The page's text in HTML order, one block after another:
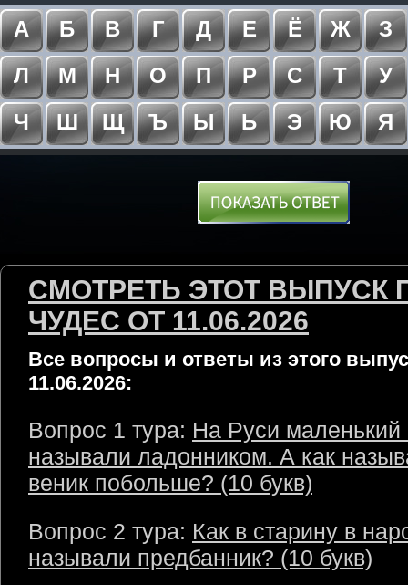
А
Б В Г Д Е Ё Ж
З
Л
М Н О П Р С Т
У
Ч
Ш Щ Ъ Ы Ь Э Ю Я
СМОТРЕТЬ ЭТОТ ВЫПУСК
ЧУДЕС ОТ 11.06.2026
Все вопросы и ответы из этого
11.06.2026:
Вопрос 1 тура: На Руси маленький
называли ладонником. А как
веник побольше? (10 букв)
Вопрос 2 тура: Как в старину в
называли предбанник? (10 букв)